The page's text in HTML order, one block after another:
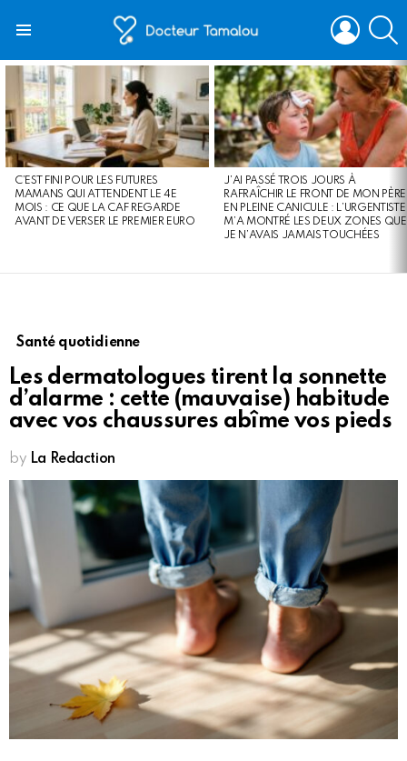
LOGIN
LATEST
STORIES
C’EST FINI POUR LES FUTURES
MAMANS QUI ATTENDENT LE 4E
MOIS : CE QUE LA CAF REGARDE
AVANT DE VERSER LE PREMIER EURO
J’AI PASSÉ TROIS JOURS À
RAFRAÎCHIR LE FRONT DE MON PÈRE
EN PLEINE CANICULE : L’URGENTISTE
M’A MONTRÉ LES DEUX ZONES QUE
JE N’AVAIS JAMAIS TOUCHÉES
Santé quotidienne
Les dermatologues tirent la sonnette
d’alarme : cette (mauvaise) habitude
avec vos chaussures abîme vos pieds
by La Redaction